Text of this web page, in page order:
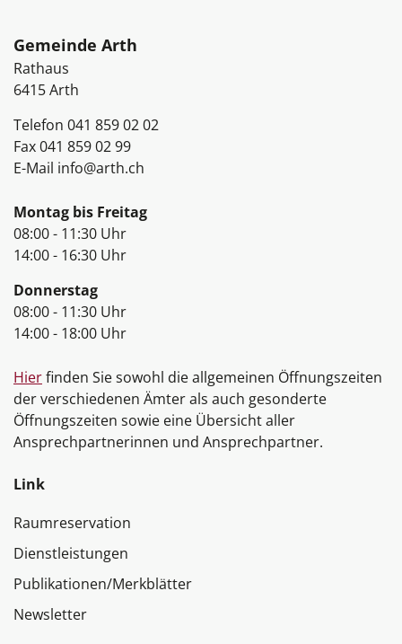
Gemeinde Arth
Rathaus
6415Arth
Telefon 041 859 02 02
Fax041 859 02 99
E-Mail info@arth.ch
Öffnungszeiten
Montag bis Freitag
08:00 - 11:30 Uhr
14:00 - 16:30 Uhr
Donnerstag
08:00 - 11:30 Uhr
14:00 - 18:00 Uhr
Hierfinden Sie sowohl die allgemeinen Öffnungszeiten
der verschiedenen Ämter als auch gesonderte
Öffnungszeiten sowie eine Übersicht aller
Ansprechpartnerinnen und Ansprechpartner.
Link
Raumreservation
Dienstleistungen
Publikationen/Merkblätter
Newsletter